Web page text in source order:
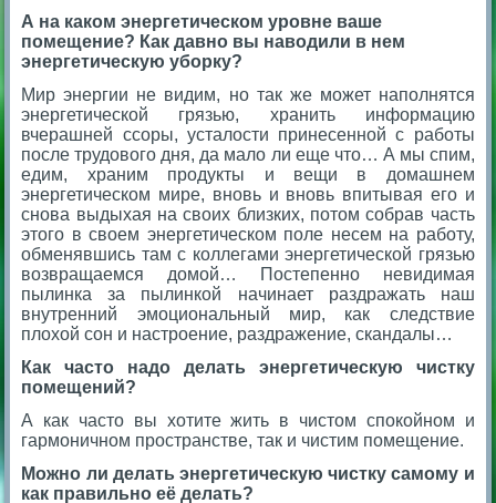
А на каком энергетическом уровне ваше
помещение? Как давно вы наводили в нем
энергетическую уборку?
Мир энергии не видим, но так же может наполнятся
энергетической грязью, хранить информацию
вчерашней ссоры, усталости принесенной с работы
после трудового дня, да мало ли еще что… А мы спим,
едим, храним продукты и вещи в домашнем
энергетическом мире, вновь и вновь впитывая его и
снова выдыхая на своих близких, потом собрав часть
этого в своем энергетическом поле несем на работу,
обменявшись там с коллегами энергетической грязью
возвращаемся домой… Постепенно невидимая
пылинка за пылинкой начинает раздражать наш
внутренний эмоциональный мир, как следствие
плохой сон и настроение, раздражение, скандалы…
Как часто надо делать энергетическую чистку
помещений?
А как часто вы хотите жить в чистом спокойном и
гармоничном пространстве, так и чистим помещение.
Можно ли делать энергетическую чистку самому и
как правильно её делать?